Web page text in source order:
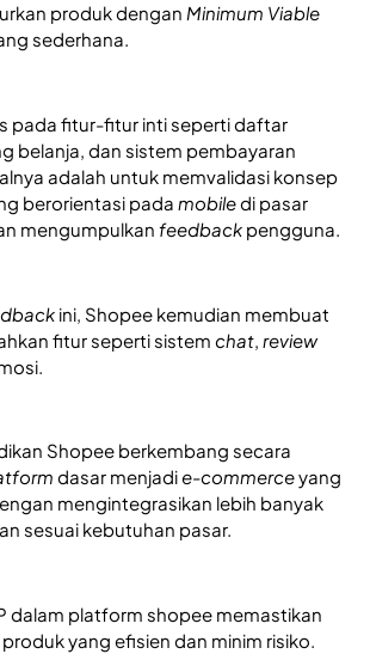
produk dengan Minimum Viable
sederhana.
pada fitur-fitur inti seperti daftar
belanja, dan sistem pembayaran
berorientasi pada mobile di pasar
mengumpulkan feedback pengguna.
ini, Shopee kemudian membuat
fitur seperti sistem chat review
Shopee berkembang secara
dasar menjadi e-commerce yang
mengintegrasikan lebih banyak
sesuai kebutuhan pasar.
dalam platform shopee memastikan
yang efisien dan minim risiko.